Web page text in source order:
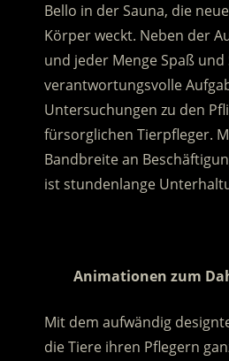
Bello in der Sauna, die
Körper weckt. Neben der
und jeder Menge Spaß
verantwortungsvolle
Untersuchungen zu den
fürsorglichen Tierpfleger.
Bandbreite an
ist stundenlange
Animationen zum
Mit dem aufwändig
die Tiere ihren Pflegern